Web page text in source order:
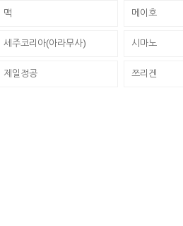
맥 메이호
세주코리아(아라무사) 시마노
제일정공 쯔리겐